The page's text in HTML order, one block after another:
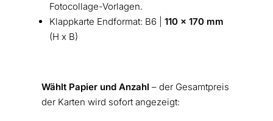
Fotocollage-Vorlagen.
Klappkarte Endformat: B6 | 110 x 170 mm
(H x B)
Wählt Papier und Anzahl – der Gesamtpreis
der Karten wird sofort angezeigt: